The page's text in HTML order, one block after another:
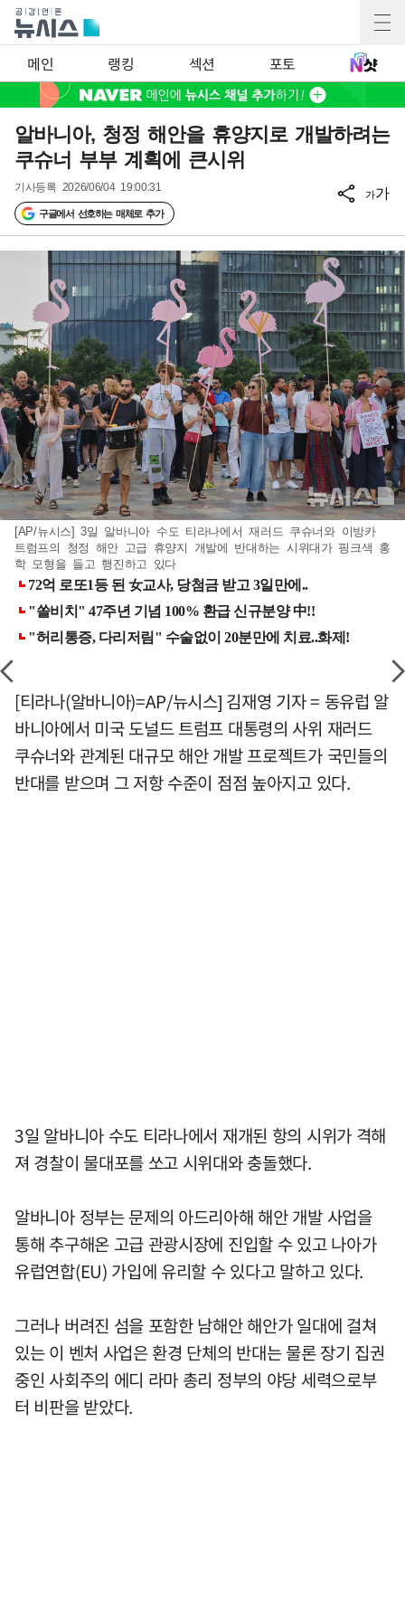
메인 랭킹 섹션 포토
알바니아, 청정 해안을 휴양지로 개발하려는
쿠슈너 부부 계획에 큰시위
기사등록 2026/06/04 19:00:31
구글에서 선호하는 매체로 추가
가가
[AP/뉴시스] 3일 알바니아 수도 티라나에서 재러드 쿠슈너와 이방카
트럼프의 청정 해안 고급 휴양지 개발에 반대하는 시위대가 핑크색 홍
학 모형을 들고 행진하고 있다
[티라나(알바니아)=AP/뉴시스] 김재영 기자 = 동유럽 알
바니아에서 미국 도널드 트럼프 대통령의 사위 재러드
쿠슈너와 관계된 대규모 해안 개발 프로젝트가 국민들의
반대를 받으며 그 저항 수준이 점점 높아지고 있다.
3일 알바니아 수도 티라나에서 재개된 항의 시위가 격해
져 경찰이 물대포를 쏘고 시위대와 충돌했다.
알바니아 정부는 문제의 아드리아해 해안 개발 사업을
통해 추구해온 고급 관광시장에 진입할 수 있고 나아가
유럽연합(EU) 가입에 유리할 수 있다고 말하고 있다.
그러나 버려진 섬을 포함한 남해안 해안가 일대에 걸쳐
있는 이 벤처 사업은 환경 단체의 반대는 물론 장기 집권
중인 사회주의 에디 라마 총리 정부의 야당 세력으로부
터 비판을 받았다.